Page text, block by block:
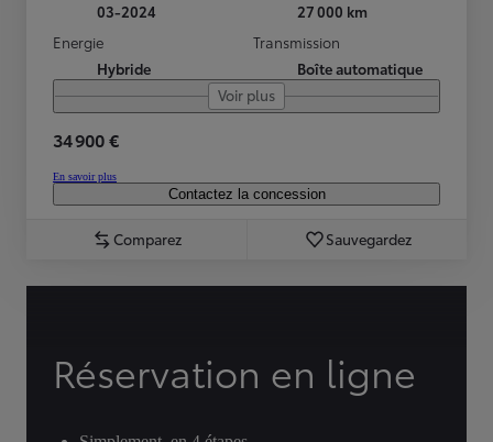
03-2024
27 000 km
Energie
Hybride
Transmission
Boîte automatique
Voir plus
34 900 €
En savoir plus
Contactez la concession
Comparez Sauvegardez
Réservation en ligne